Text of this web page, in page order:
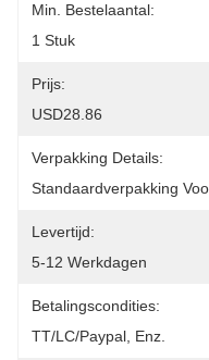
Min. Bestelaantal:
1 Stuk
Prijs:
USD28.86
Verpakking Details:
Standaardverpakking
Levertijd:
5-12 Werkdagen
Betalingscondities:
TT/LC/paypal, Enz.